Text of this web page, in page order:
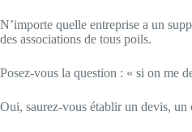
N’importe quelle entreprise a un
des associations de tous poils.
Posez-vous la question : « si on me
Oui, saurez-vous établir un devis, un